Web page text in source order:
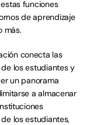
funciones
de aprendizaje
más.
conecta las
los estudiantes y
un panorama
a almacenar
los estudiantes,